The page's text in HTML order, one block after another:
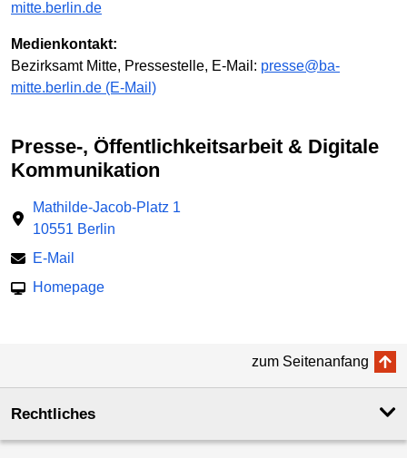
mitte.berlin.de
Medienkontakt:
Bezirksamt Mitte, Pressestelle, E-Mail: presse@ba-
mitte.berlin.de (E-Mail)
Presse-, Öffentlichkeitsarbeit & Digitale
Kommunikation
Mathilde-Jacob-Platz 1
10551 Berlin
E-Mail
Homepage
zum Seitenanfang
Rechtliches